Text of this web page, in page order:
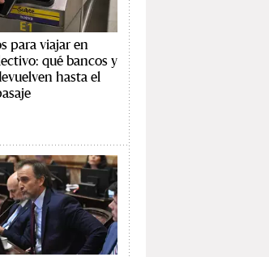
para viajar en
qué bancos y
hasta el